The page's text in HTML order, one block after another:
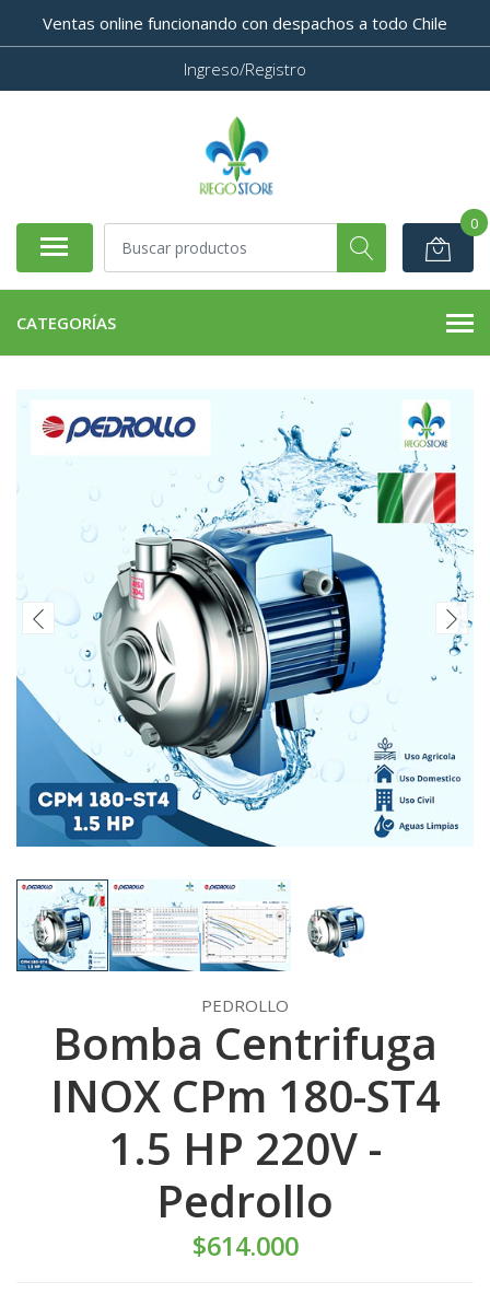
Ventas online funcionando con despachos a todo Chile
Ingreso/Registro
0
CATEGORÍAS
PEDROLLO
Bomba Centrifuga
INOX CPm 180-ST4
1.5 HP 220V -
Pedrollo
$614.000